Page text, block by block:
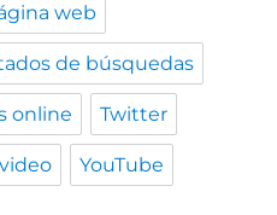
web
de búsquedas
online Twitter
video YouTube